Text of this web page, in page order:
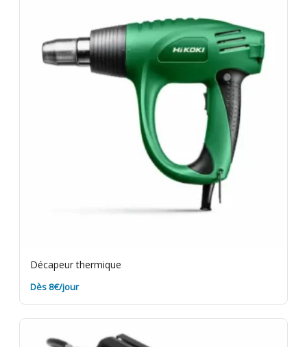
Assurance bris de machine en option.
Décapeur thermique
Dès 8€/jour